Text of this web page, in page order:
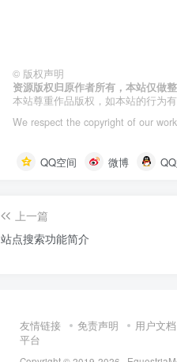
© 版权声明
资源版权归原作者所有，本站仅做整
本站尊重作品版权，如本站的行为
We respect the copyright of our
QQ空间 微博
上一篇
站点搜索功能简介
友情链接 免责声明 用户文档
平台